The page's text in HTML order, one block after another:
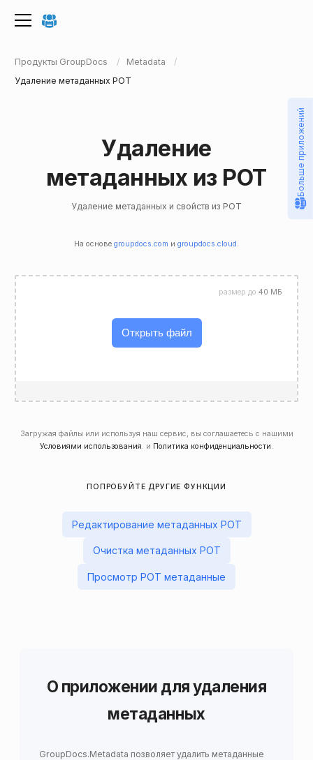
Продукты GroupDocs
Metadata
Удаление метаданных POT
Удаление
метаданных из POT
Удаление метаданных и свойств из POT
На основе groupdocs.com и groupdocs.cloud .
Открыть файл
размер до 40 МБ
Загружая файлы или используя наш сервис, вы соглашаетесь с нашими
Условиями использования. и Политика конфиденциальности.
ПОПРОБУЙТЕ ДРУГИЕ ФУНКЦИИ
Редактирование метаданных POT
Очистка метаданных POT
Просмотр POT метаданные
О приложении для удаления
метаданных
GroupDocs.Metadata позволяет удалить метаданные
Больше приложений